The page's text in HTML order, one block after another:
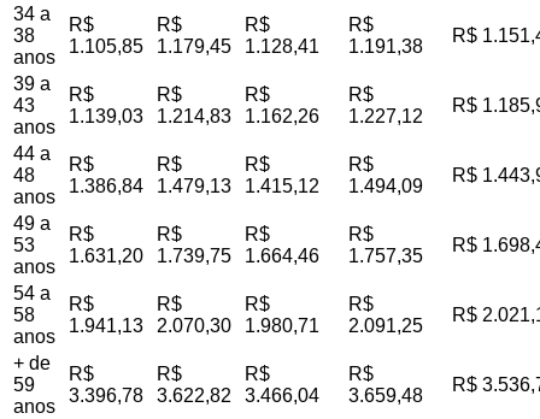
34 a
38
anos
R$
1.105,85
R$
1.179,45
R$
1.128,41
R$
1.191,38
R$
39 a
43
anos
R$
1.139,03
R$
1.214,83
R$
1.162,26
R$
1.227,12
R$
44 a
48
anos
R$
1.386,84
R$
1.479,13
R$
1.415,12
R$
1.494,09
R$
49 a
53
anos
R$
1.631,20
R$
1.739,75
R$
1.664,46
R$
1.757,35
R$
54 a
58
anos
R$
1.941,13
R$
2.070,30
R$
1.980,71
R$
2.091,25
R$
+ de
59
anos
R$
3.396,78
R$
3.622,82
R$
3.466,04
R$
3.659,48
R$